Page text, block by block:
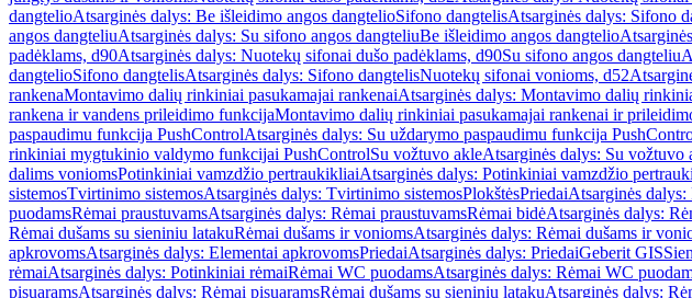
dangtelioAtsarginės dalys: Be išleidimo angos dangtelioSifono dangtelisAtsarginės dalys: Sifono
angos dangteliuAtsarginės dalys: Su sifono angos dangteliuBe išleidimo angos dangtelio
padėklams, d90Atsarginės dalys: Nuotekų sifonai dušo padėklams, d90Su sifono angos dangteliu
dangtelioSifono dangtelisAtsarginės dalys: Sifono dangtelisNuotekų sifonai vonioms, d52
rankenaMontavimo dalių rinkiniai pasukamajai rankenaiAtsarginės dalys: Montavimo dalių
rankena ir vandens prileidimo funkcijaMontavimo dalių rinkiniai pasukamajai rankenai ir
paspaudimu funkcija PushControlAtsarginės dalys: Su uždarymo paspaudimu funkcija
rinkiniai mygtukinio valdymo funkcijai PushControlSu vožtuvo akleAtsarginės dalys: Su vožtuvo
dalims voniomsPotinkiniai vamzdžio pertraukikliaiAtsarginės dalys: Potinkiniai vamzdžio
sistemosTvirtinimo sistemosAtsarginės dalys: Tvirtinimo sistemosPlokštėsPriedaiAtsarginės dalys:
puodamsRėmai praustuvamsAtsarginės dalys: Rėmai praustuvamsRėmai bidėAtsarginės dalys:
Rėmai dušams su sieniniu latakuRėmai dušams ir voniomsAtsarginės dalys: Rėmai dušams ir
apkrovomsAtsarginės dalys: Elementai apkrovomsPriedaiAtsarginės dalys: PriedaiGeberit GIS
rėmaiAtsarginės dalys: Potinkiniai rėmaiRėmai WC puodamsAtsarginės dalys: Rėmai WC
pisuaramsAtsarginės dalys: Rėmai pisuaramsRėmai dušams su sieniniu latakuAtsarginės dalys: